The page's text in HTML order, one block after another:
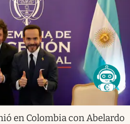
en Colombia con Abelardo